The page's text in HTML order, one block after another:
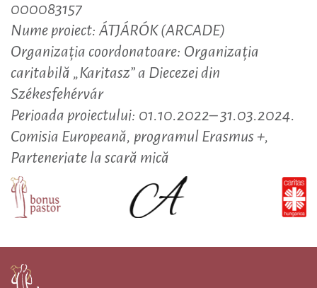
000083157
Nume proiect: ÁTJÁRÓK (ARCADE)
Organizația coordonatoare: Organizația
caritabilă „Karitasz” a Diecezei din
Székesfehérvár
Perioada proiectului: 01.10.2022– 31.03.2024.
Comisia Europeană, programul Erasmus +,
Parteneriate la scară mică